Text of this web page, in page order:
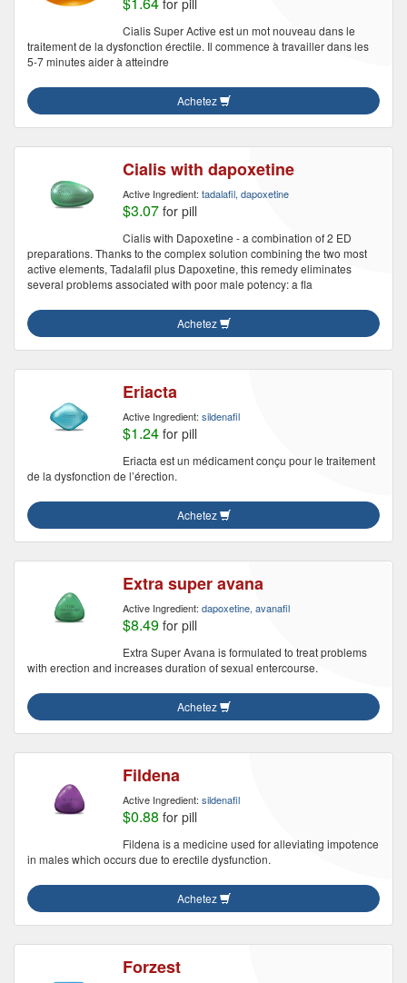
for pill
Cialis Super Active est un mot nouveau dans le
traitement de la dysfonction érectile. Il commence à travailler dans les
5-7 minutes aider à atteindre
Achetez
Cialis with dapoxetine
Active Ingredient: tadalafil, dapoxetine
$3.07 for pill
Cialis with Dapoxetine - a combination of 2 ED
preparations. Thanks to the complex solution combining the two most
active elements, Tadalafil plus Dapoxetine, this remedy eliminates
several problems associated with poor male potency: a fla
Achetez
Eriacta
Active Ingredient: sildenafil
$1.24 for pill
Eriacta est un médicament conçu pour le traitement
de la dysfonction de l’érection.
Achetez
Extra super avana
Active Ingredient: dapoxetine, avanafil
$8.49 for pill
Extra Super Avana is formulated to treat problems
with erection and increases duration of sexual entercourse.
Achetez
Fildena
Active Ingredient: sildenafil
$0.88 for pill
Fildena is a medicine used for alleviating impotence
in males which occurs due to erectile dysfunction.
Achetez
Forzest